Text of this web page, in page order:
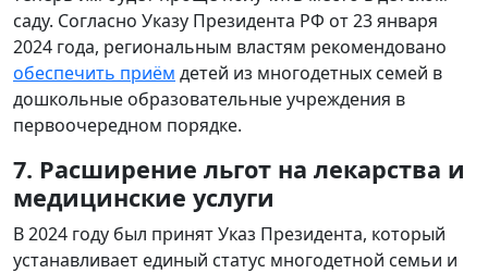
саду. Согласно Указу Президента РФ от 23 января
2024 года, региональным властям рекомендовано
обеспечить приём детей из многодетных семей в
дошкольные образовательные учреждения в
первоочередном порядке.
7. Расширение льгот на лекарства и
медицинские услуги
В 2024 году был принят Указ Президента, который
устанавливает единый статус многодетной семьи и